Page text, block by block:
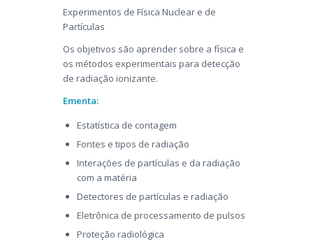
Experimentos de Física Nuclear e de
Partículas
Os objetivos são aprender sobre a física e
os métodos experimentais para detecção
de radiação ionizante.
Ementa:
Estatística de contagem
Fontes e tipos de radiação
Interações de partículas e da radiação
com a matéria
Detectores de partículas e radiação
Eletrônica de processamento de pulsos
Proteção radiológica